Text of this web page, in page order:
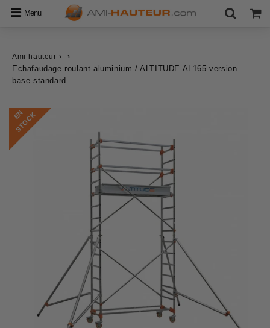
Menu
Ami-hauteur ›
›
Echafaudage roulant aluminium / ALTITUDE AL165 version
base standard
E
N
S
T
O
C
K